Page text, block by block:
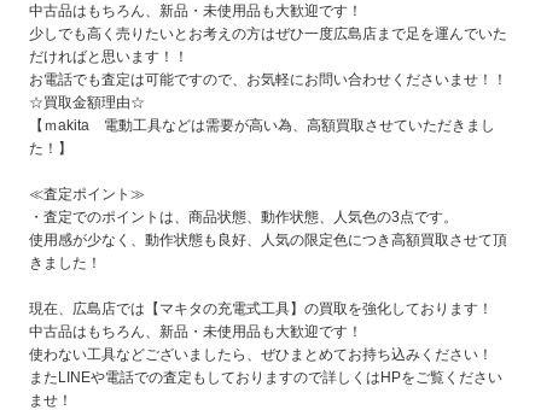
中古品はもちろん、新品・未使用品も大歓迎です！
少しでも高く売りたいとお考えの方はぜひ一度広島店まで足を運んでいた
だければと思います！！
お電話でも査定は可能ですので、お気軽にお問い合わせくださいませ！！
☆買取金額理由☆
【ｍakita 電動工具などは需要が高い為、高額買取させていただきまし
た！】
≪査定ポイント≫
・査定でのポイントは、商品状態、動作状態、人気色の3点です。
使用感が少なく、動作状態も良好、人気の限定色につき高額買取させて頂
きました！
現在、広島店では【マキタの充電式工具】の買取を強化しております！
中古品はもちろん、新品・未使用品も大歓迎です！
使わない工具などございましたら、ぜひまとめてお持ち込みください！
またLINEや電話での査定もしておりますので詳しくはHPをご覧ください
ませ！